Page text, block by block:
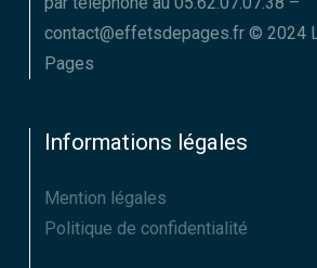
contact@effetsdepages.fr © 2024
Pages
Informations légales
Mention légales
Politique de confidentialité